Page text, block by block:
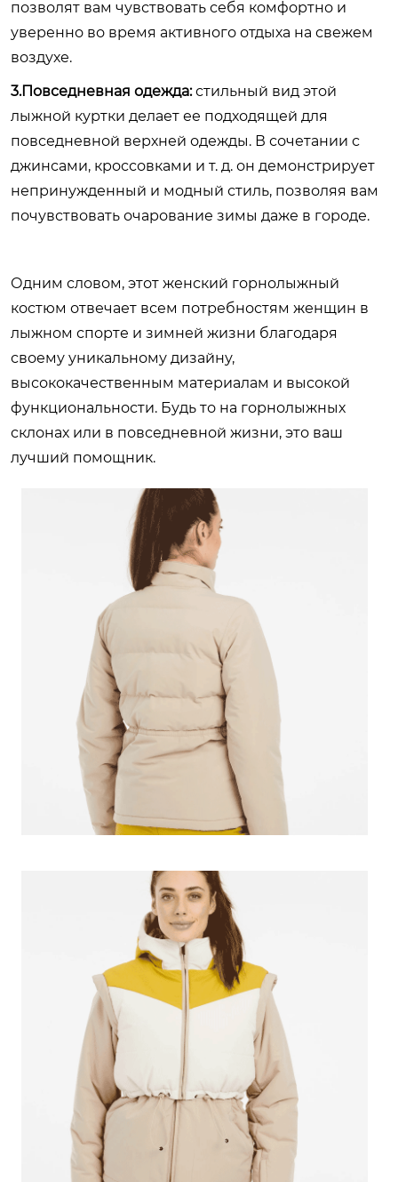
позволят вам чувствовать себя комфортно и
уверенно во время активного отдыха на свежем
воздухе.
3.Повседневная одежда:стильный вид этой
лыжной куртки делает ее подходящей для
повседневной верхней одежды. В сочетании с
джинсами, кроссовками и т. д. он демонстрирует
непринужденный и модный стиль, позволяя вам
почувствовать очарование зимы даже в городе.
Одним словом, этот женский горнолыжный
костюм отвечает всем потребностям женщин в
лыжном спорте и зимней жизни благодаря
своему уникальному дизайну,
высококачественным материалам и высокой
функциональности. Будь то на горнолыжных
склонах или в повседневной жизни, это ваш
лучший помощник.